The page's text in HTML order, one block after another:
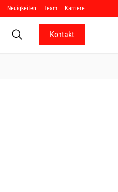
Neuigkeiten Team Karriere
Kontakt